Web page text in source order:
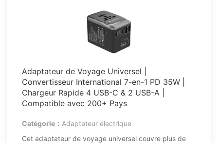
Adaptateur de Voyage Universel |
Convertisseur International 7-en-1 PD 35W |
Chargeur Rapide 4 USB-C & 2 USB-A |
Compatible avec 200+ Pays
Catégorie： Adaptateur électrique
Cet adaptateur de voyage universel couvre plus de